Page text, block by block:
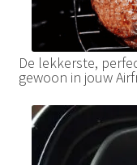
De lekkerste,
gewoon in jouw